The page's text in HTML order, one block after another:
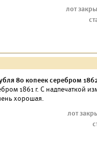
80 копеек серебром
1861 г. С надпечаткой
хорошая.